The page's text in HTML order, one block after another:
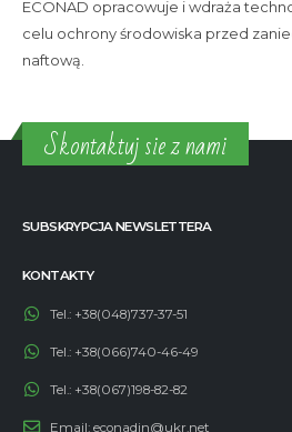
celu ochrony środowiska przed
naftową.
Skontaktuj sie z nami